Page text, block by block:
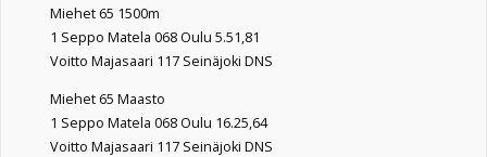
Miehet 65 1500m
1 Seppo Matela 068 Oulu 5.51,81
Voitto Majasaari 117 Seinäjoki DNS
Miehet 65 Maasto
1 Seppo Matela 068 Oulu 16.25,64
Voitto Majasaari 117 Seinäjoki DNS